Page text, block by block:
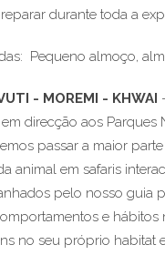
durante toda a
Pequeno almoço,
- MOREMI - KHWAI
direcção aos Parques
passar a maior
animal em safaris
pelo nosso guia
e hábitos
no seu próprio habitat